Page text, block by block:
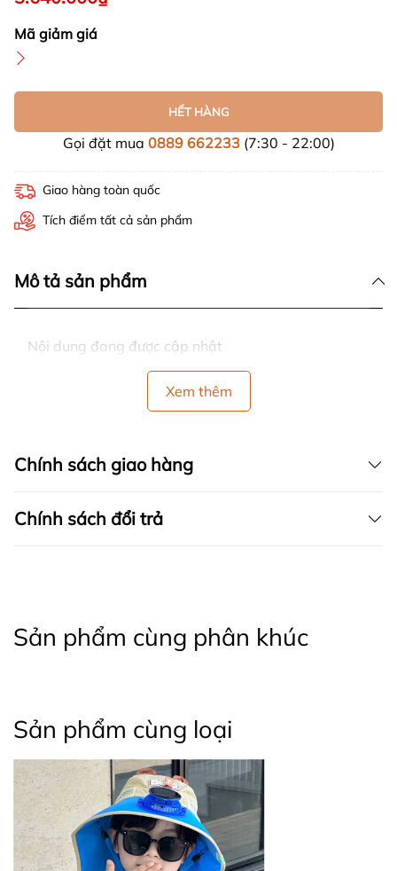
Mã giảm giá
HẾT HÀNG
Gọi đặt mua 0889 662233(7:30 - 22:00)
Giao hàng toàn quốc
Tích điểm tất cả sản phẩm
Mô tả sản phẩm
Nội dung đang được cập nhật
Xem thêm
Chính sách giao hàng
Chính sách đổi trả
Sản phẩm cùng phân khúc
Sản phẩm cùng loại